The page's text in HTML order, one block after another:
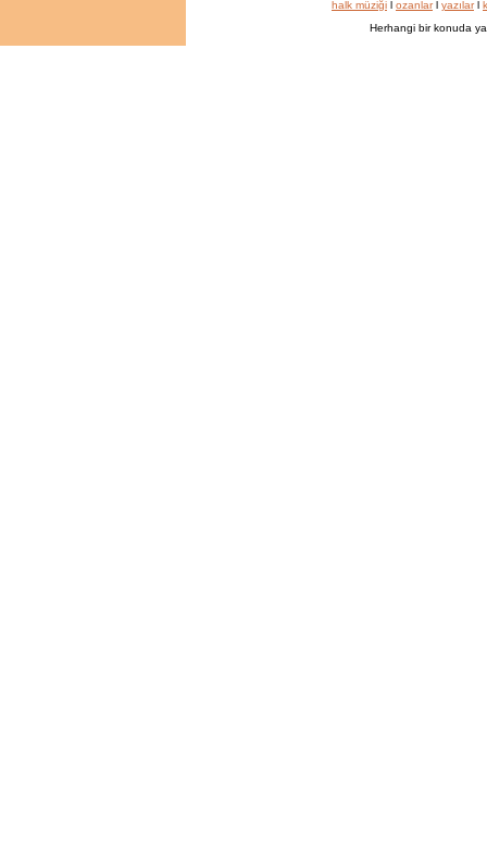
halk müziği l ozanlarl yazılarl
Herhangi bir konuda